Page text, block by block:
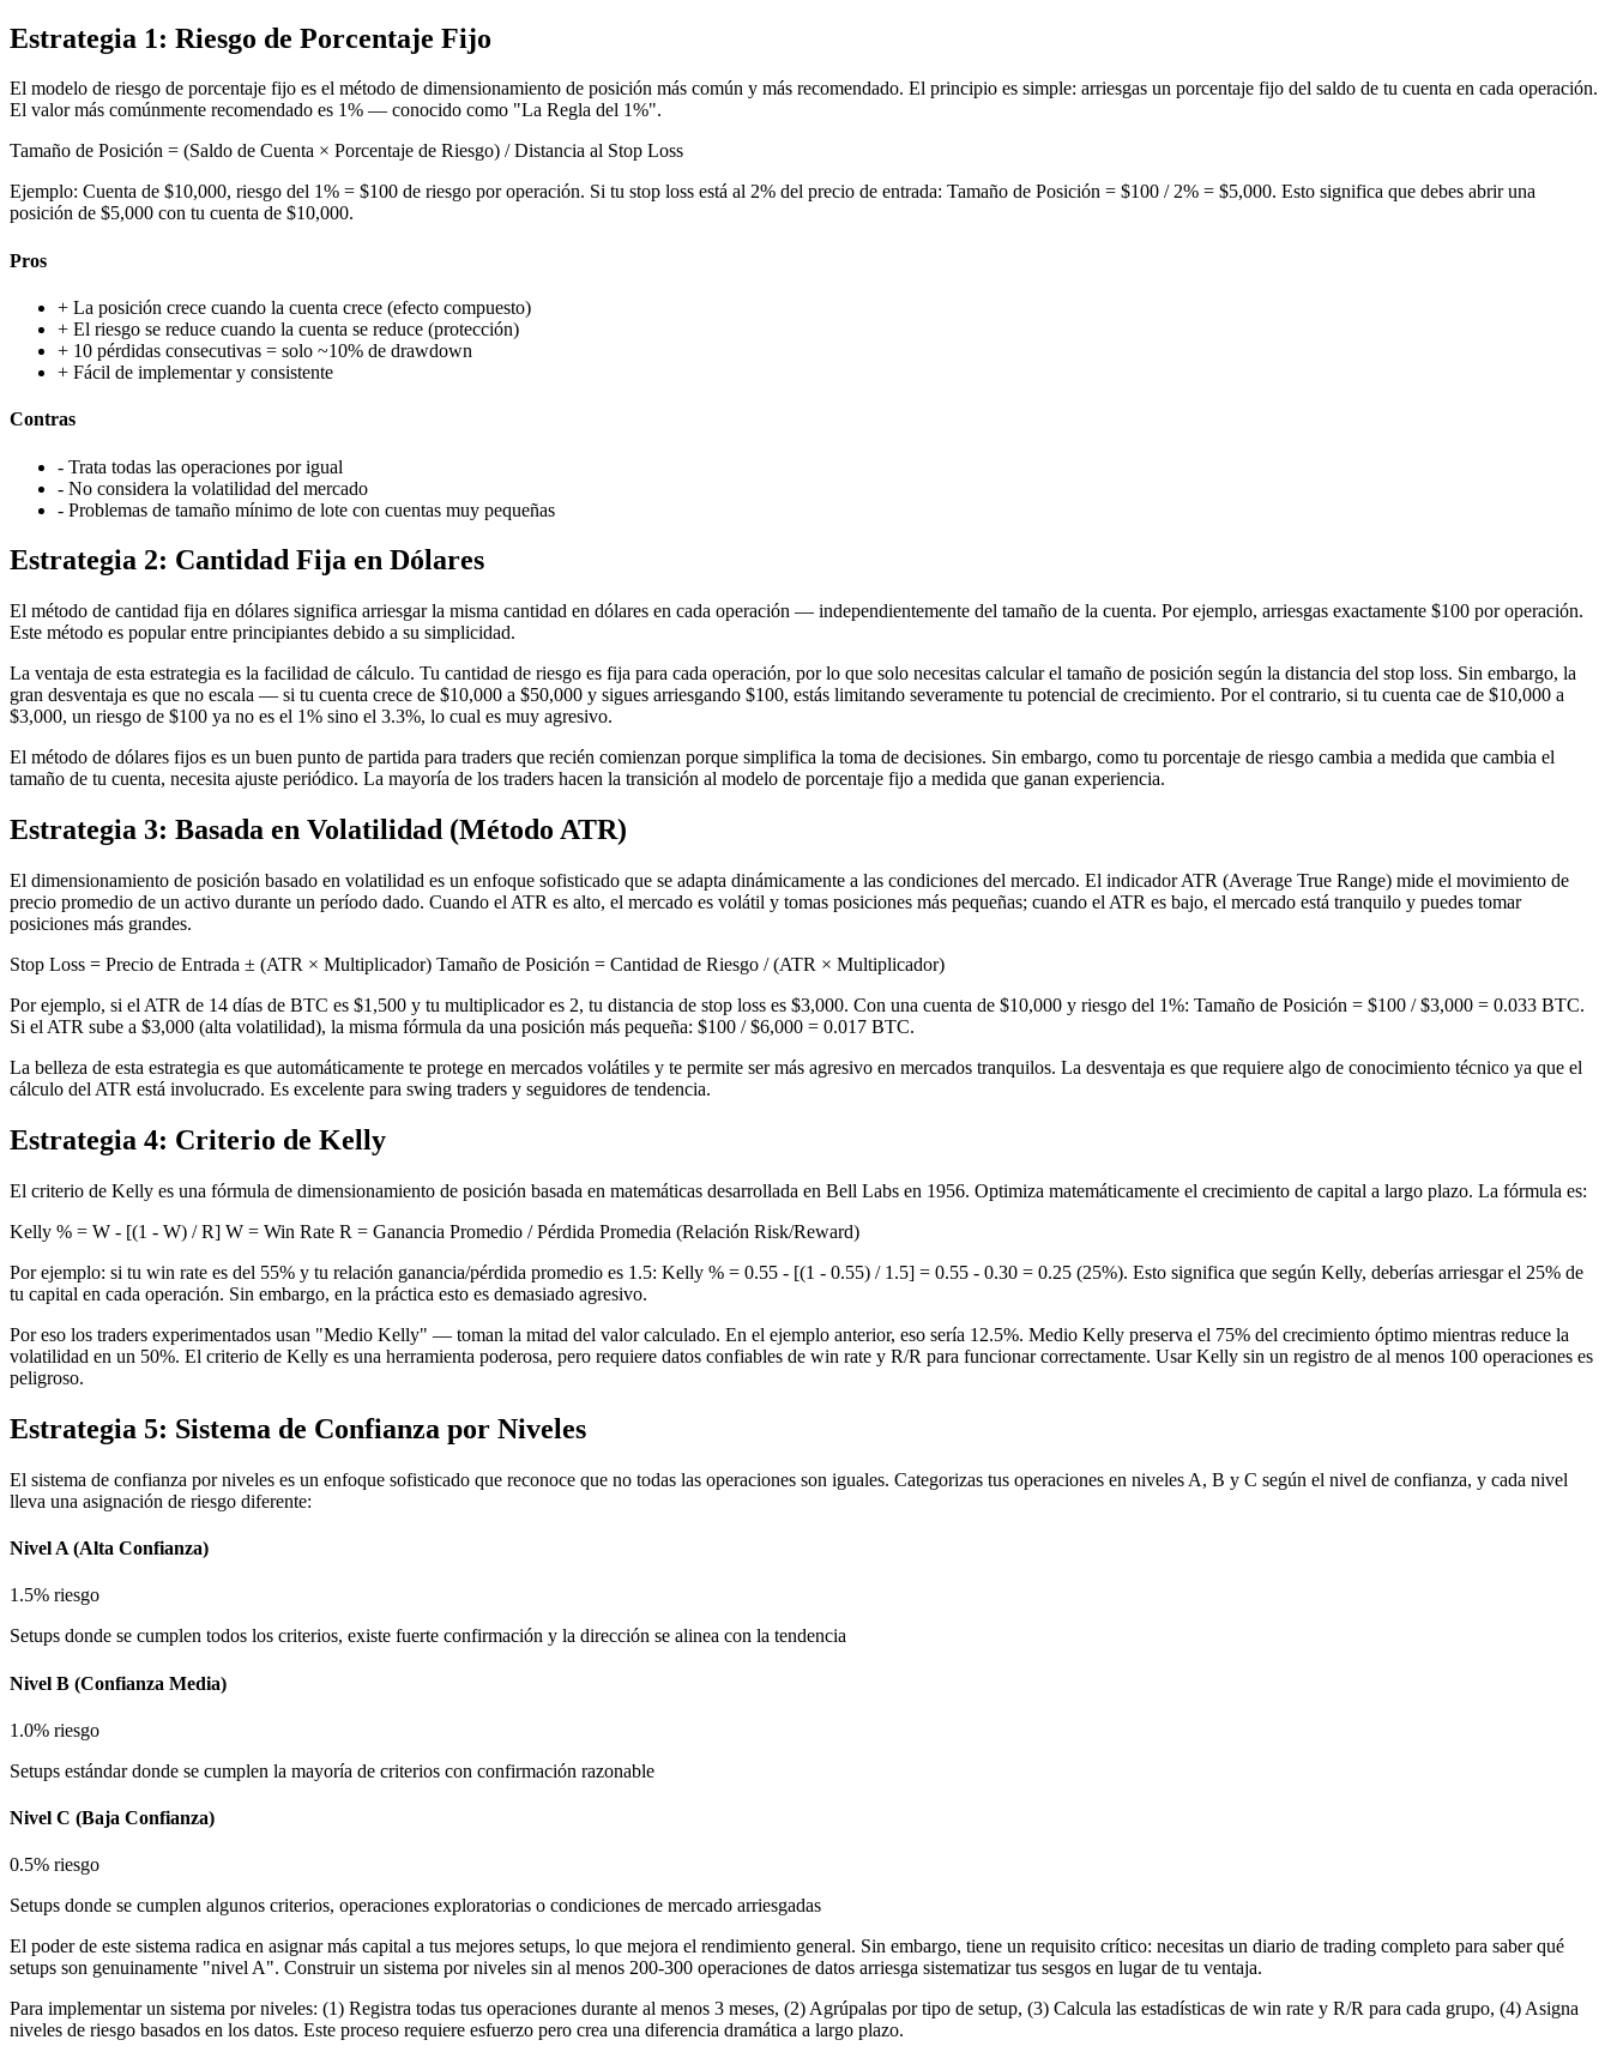
Estrategia 1: Riesgo de Porcentaje Fijo
El modelo de riesgo de porcentaje fijo es el método de dimensionamiento de posición más común y más recomendado. El principio es simple: arriesgas un porcentaje fijo del saldo de tu cuenta en cada operación.
El valor más comúnmente recomendado es 1% — conocido como "La Regla del 1%".
Tamaño de Posición = (Saldo de Cuenta × Porcentaje de Riesgo) / Distancia al Stop Loss
Ejemplo: Cuenta de $10,000, riesgo del 1% = $100 de riesgo por operación. Si tu stop loss está al 2% del precio de entrada: Tamaño de Posición = $100 / 2% = $5,000. Esto significa que debes abrir una
posición de $5,000 con tu cuenta de $10,000.
Pros
+ La posición crece cuando la cuenta crece (efecto compuesto)
+ El riesgo se reduce cuando la cuenta se reduce (protección)
+ 10 pérdidas consecutivas = solo ~10% de drawdown
+ Fácil de implementar y consistente
Contras
- Trata todas las operaciones por igual
- No considera la volatilidad del mercado
- Problemas de tamaño mínimo de lote con cuentas muy pequeñas
Estrategia 2: Cantidad Fija en Dólares
El método de cantidad fija en dólares significa arriesgar la misma cantidad en dólares en cada operación — independientemente del tamaño de la cuenta. Por ejemplo, arriesgas exactamente $100 por operación.
Este método es popular entre principiantes debido a su simplicidad.
La ventaja de esta estrategia es la facilidad de cálculo. Tu cantidad de riesgo es fija para cada operación, por lo que solo necesitas calcular el tamaño de posición según la distancia del stop loss. Sin embargo, la
gran desventaja es que no escala — si tu cuenta crece de $10,000 a $50,000 y sigues arriesgando $100, estás limitando severamente tu potencial de crecimiento. Por el contrario, si tu cuenta cae de $10,000 a
$3,000, un riesgo de $100 ya no es el 1% sino el 3.3%, lo cual es muy agresivo.
El método de dólares fijos es un buen punto de partida para traders que recién comienzan porque simplifica la toma de decisiones. Sin embargo, como tu porcentaje de riesgo cambia a medida que cambia el
tamaño de tu cuenta, necesita ajuste periódico. La mayoría de los traders hacen la transición al modelo de porcentaje fijo a medida que ganan experiencia.
Estrategia 3: Basada en Volatilidad (Método ATR)
El dimensionamiento de posición basado en volatilidad es un enfoque sofisticado que se adapta dinámicamente a las condiciones del mercado. El indicador ATR (Average True Range) mide el movimiento de
precio promedio de un activo durante un período dado. Cuando el ATR es alto, el mercado es volátil y tomas posiciones más pequeñas; cuando el ATR es bajo, el mercado está tranquilo y puedes tomar
posiciones más grandes.
Stop Loss = Precio de Entrada ± (ATR × Multiplicador) Tamaño de Posición = Cantidad de Riesgo / (ATR × Multiplicador)
Por ejemplo, si el ATR de 14 días de BTC es $1,500 y tu multiplicador es 2, tu distancia de stop loss es $3,000. Con una cuenta de $10,000 y riesgo del 1%: Tamaño de Posición = $100 / $3,000 = 0.033 BTC.
Si el ATR sube a $3,000 (alta volatilidad), la misma fórmula da una posición más pequeña: $100 / $6,000 = 0.017 BTC.
La belleza de esta estrategia es que automáticamente te protege en mercados volátiles y te permite ser más agresivo en mercados tranquilos. La desventaja es que requiere algo de conocimiento técnico ya que el
cálculo del ATR está involucrado. Es excelente para swing traders y seguidores de tendencia.
Estrategia 4: Criterio de Kelly
El criterio de Kelly es una fórmula de dimensionamiento de posición basada en matemáticas desarrollada en Bell Labs en 1956. Optimiza matemáticamente el crecimiento de capital a largo plazo. La fórmula es:
Kelly % = W - [(1 - W) / R] W = Win Rate R = Ganancia Promedio / Pérdida Promedia (Relación Risk/Reward)
Por ejemplo: si tu win rate es del 55% y tu relación ganancia/pérdida promedio es 1.5: Kelly % = 0.55 - [(1 - 0.55) / 1.5] = 0.55 - 0.30 = 0.25 (25%). Esto significa que según Kelly, deberías arriesgar el 25% de
tu capital en cada operación. Sin embargo, en la práctica esto es demasiado agresivo.
Por eso los traders experimentados usan "Medio Kelly" — toman la mitad del valor calculado. En el ejemplo anterior, eso sería 12.5%. Medio Kelly preserva el 75% del crecimiento óptimo mientras reduce la
volatilidad en un 50%. El criterio de Kelly es una herramienta poderosa, pero requiere datos confiables de win rate y R/R para funcionar correctamente. Usar Kelly sin un registro de al menos 100 operaciones es
peligroso.
Estrategia 5: Sistema de Confianza por Niveles
El sistema de confianza por niveles es un enfoque sofisticado que reconoce que no todas las operaciones son iguales. Categorizas tus operaciones en niveles A, B y C según el nivel de confianza, y cada nivel
lleva una asignación de riesgo diferente:
Nivel A (Alta Confianza)
1.5% riesgo
Setups donde se cumplen todos los criterios, existe fuerte confirmación y la dirección se alinea con la tendencia
Nivel B (Confianza Media)
1.0% riesgo
Setups estándar donde se cumplen la mayoría de criterios con confirmación razonable
Nivel C (Baja Confianza)
0.5% riesgo
Setups donde se cumplen algunos criterios, operaciones exploratorias o condiciones de mercado arriesgadas
El poder de este sistema radica en asignar más capital a tus mejores setups, lo que mejora el rendimiento general. Sin embargo, tiene un requisito crítico: necesitas un diario de trading completo para saber qué
setups son genuinamente "nivel A". Construir un sistema por niveles sin al menos 200-300 operaciones de datos arriesga sistematizar tus sesgos en lugar de tu ventaja.
Para implementar un sistema por niveles: (1) Registra todas tus operaciones durante al menos 3 meses, (2) Agrúpalas por tipo de setup, (3) Calcula las estadísticas de win rate y R/R para cada grupo, (4) Asigna
niveles de riesgo basados en los datos. Este proceso requiere esfuerzo pero crea una diferencia dramática a largo plazo.